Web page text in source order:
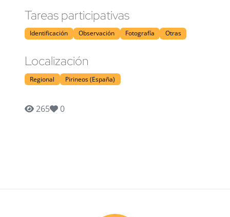
Tareas participativas
Identificación Observación Fotografía Otras
Localización
Regional Pirineos (España)
265 0